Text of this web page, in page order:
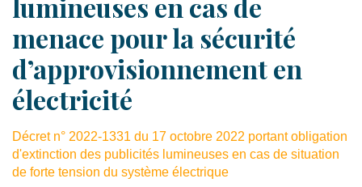
menace pour la sécurité
d’approvisionnement en
électricité
Décret n° 2022-1331 du 17 octobre 2022 portant obligation
d'extinction des publicités lumineuses en cas de situation
de forte tension du système électrique